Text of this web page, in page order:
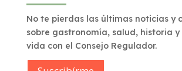
No te pierdas las últimas noticias y
sobre gastronomía, salud, historia y
vida con el Consejo Regulador.